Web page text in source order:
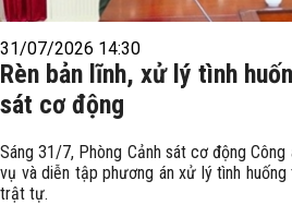
31/07/2026 14:30
Rèn bản lĩnh, xử lý tình
sát cơ động
Sáng 31/7, Phòng Cảnh sát cơ động
vụ và diễn tập phương án xử lý tình
trật tự.